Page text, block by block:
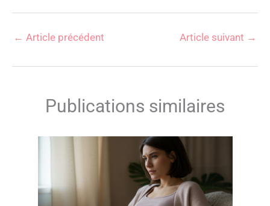
← Article précédent Article suivant →
Publications similaires